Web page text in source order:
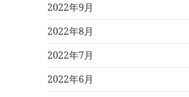
2022年9月
2022年8月
2022年7月
2022年6月